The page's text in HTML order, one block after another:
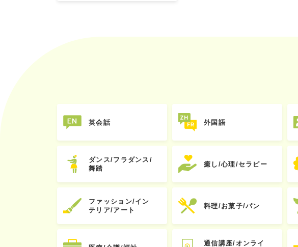
英会話 外国語
ダンス/フラダンス/
舞踏
癒し/心理/セラピー
ファッション/イン
テリア/アート
料理/お菓子/パン
通信講座/オンライ